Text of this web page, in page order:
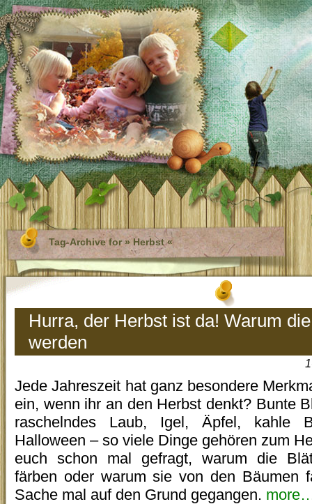
Tag-Archive for » Herbst «
Hurra, der Herbst ist da! Warum
werden
Jede Jahreszeit hat ganz besondere
ein, wenn ihr an den Herbst denkt? Bunte
raschelndes Laub, Igel, Äpfel, kahle
Halloween – so viele Dinge gehören zum
euch schon mal gefragt, warum die
färben oder warum sie von den Bäumen
Sache mal auf den Grund gegangen.